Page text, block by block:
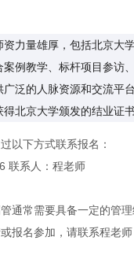
力量雄厚，包括北京大
例教学、标杆项目参访
广泛的人脉资源和交流平
北京大学颁发的结业证书
以下方式联系报名：
联系人：程老师
通常需要具备一定的管
报名参加，请联系程老师